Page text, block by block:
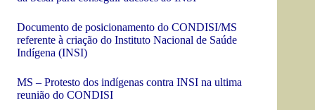
Documento de posicionamento do CONDISI/MS
referente à criação do Instituto Nacional de Saúde
Indígena (INSI)
MS – Protesto dos indígenas contra INSI na ultima
reunião do CONDISI